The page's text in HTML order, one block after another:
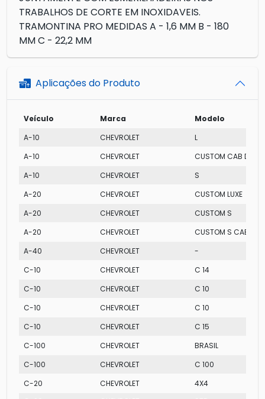
TRABALHOS DE CORTE EM INOXIDAVEIS.
TRAMONTINA PRO MEDIDAS A - 1,6 MM B - 180
MM C - 22,2 MM
Aplicações do Produto
Veículo Marca
Modelo
A-10
CHEVROLET
L
A-10
CHEVROLET
CUSTOM CAB DUP
A-10
CHEVROLET
S
A-20
CHEVROLET
CUSTOM LUXE
A-20
CHEVROLET
CUSTOM S
A-20
CHEVROLET
CUSTOM S CAB DUP
A-40
CHEVROLET
-
C-10
CHEVROLET
C 14
C-10
CHEVROLET
C 10
C-10
CHEVROLET
C 10
C-10
CHEVROLET
C 15
C-100
CHEVROLET
BRASIL
C-100
CHEVROLET
C 100
C-20
CHEVROLET
4X4